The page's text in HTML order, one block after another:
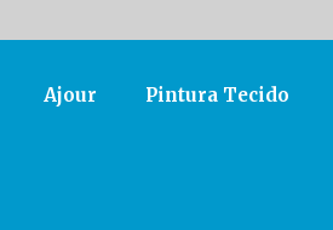
Ajour Pintura Tecido